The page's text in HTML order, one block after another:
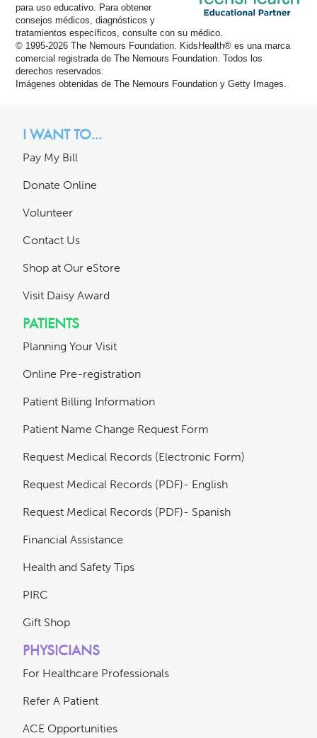
para uso educativo. Para obtener
consejos médicos, diagnósticos y
tratamientos específicos, consulte con su médico.
© 1995-2026 The Nemours Foundation. KidsHealth® es una marca
comercial registrada de The Nemours Foundation. Todos los
derechos reservados.
Imágenes obtenidas de The Nemours Foundation y Getty Images.
I WANT TO...
Pay My Bill
Donate Online
Volunteer
Contact Us
Shop at Our eStore
Visit Daisy Award
PATIENTS
Planning Your Visit
Online Pre-registration
Patient Billing Information
Patient Name Change Request Form
Request Medical Records (Electronic Form)
Request Medical Records (PDF)- English
Request Medical Records (PDF)- Spanish
Financial Assistance
Health and Safety Tips
PIRC
Gift Shop
PHYSICIANS
For Healthcare Professionals
Refer A Patient
ACE Opportunities